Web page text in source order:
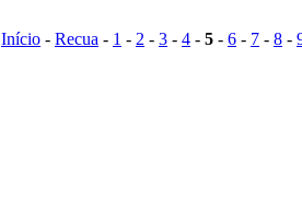
Início - Recua - 1 - 2 - 3 - 4 - 5 - 6 - 7 - 8 -